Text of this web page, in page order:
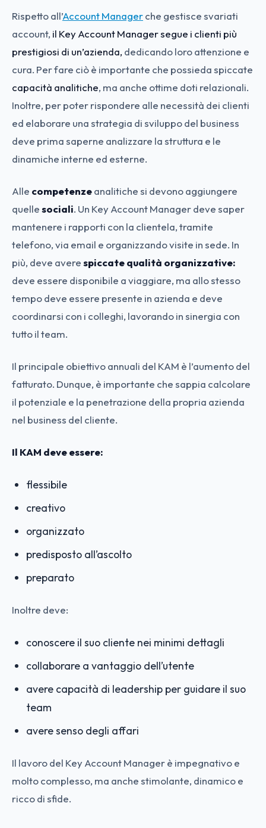
Rispetto all’Account Managerche gestisce svariati
account, il Key Account Manager segue i clienti più
prestigiosi di un’azienda, dedicando loro attenzione e
cura. Per fare ciò è importante che possieda spiccate
capacità analitiche, ma anche ottime doti relazionali.
Inoltre, per poter rispondere alle necessità dei clienti
ed elaborare una strategia di sviluppo del business
deve prima saperne analizzare la struttura e le
dinamiche interne ed esterne.
Alle competenzeanalitiche si devono aggiungere
quellesociali. Un Key Account Manager deve saper
mantenere i rapporti con la clientela, tramite
telefono, via email e organizzando visite in sede. In
più, deve averespiccate qualità organizzative:
deve essere disponibile a viaggiare, ma allo stesso
tempo deve essere presente in azienda e deve
coordinarsi con i colleghi, lavorando in sinergia con
tutto il team.
Il principale obiettivo annuali del KAM è l’aumento del
fatturato. Dunque, è importante che sappia calcolare
il potenziale e la penetrazione della propria azienda
nel business del cliente.
Il KAM deve essere:
flessibile
creativo
organizzato
predisposto all’ascolto
preparato
Inoltre deve:
conoscere il suo cliente nei minimi dettagli
collaborare a vantaggio dell’utente
avere capacità di leadership per guidare il suo
team
avere senso degli affari
Il lavoro del Key Account Manager è impegnativo e
molto complesso, ma anche stimolante, dinamico e
ricco di sfide.